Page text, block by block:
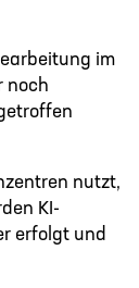
im
noch
nutzt,
KI-
erfolgt und